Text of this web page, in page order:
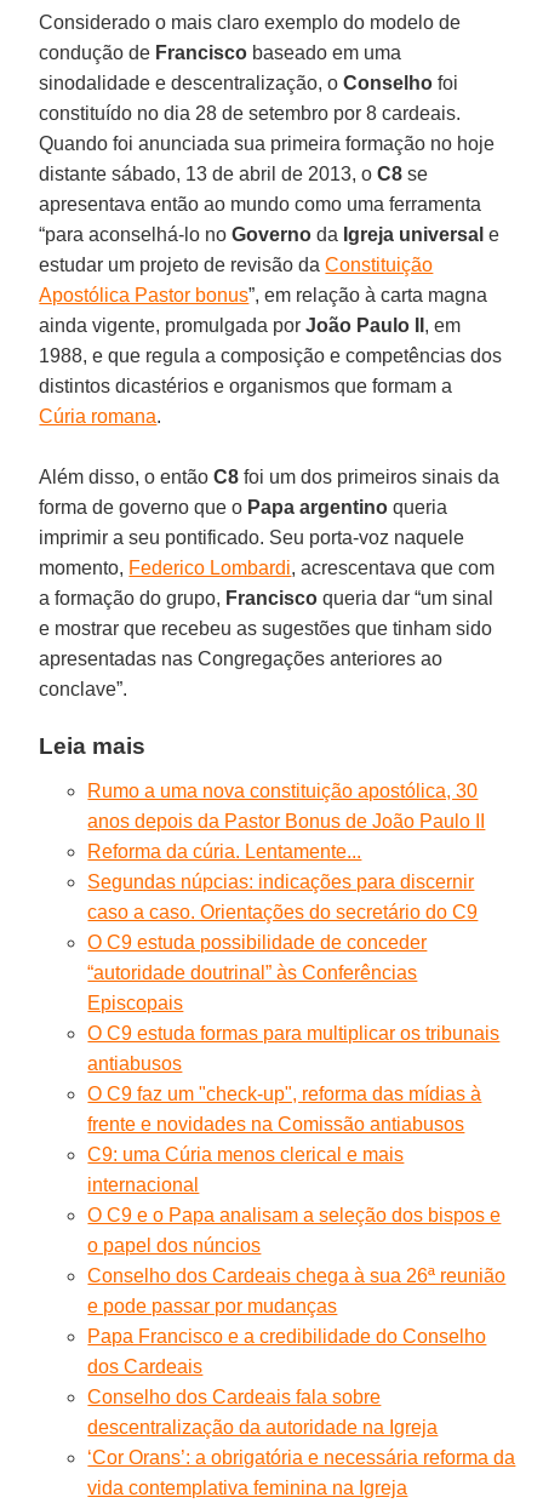
Considerado o mais claro exemplo do modelo de
condução de Francisco baseado em uma
sinodalidade e descentralização, oConselho foi
constituído no dia 28 de setembro por 8 cardeais.
Quando foi anunciada sua primeira formação no hoje
distante sábado, 13 de abril de 2013, oC8 se
apresentava então ao mundo como uma ferramenta
“para aconselhá-lo noGoverno da Igreja universal e
estudar um projeto de revisão daConstituição
Apostólica Pastor bonus”, em relação à carta magna
ainda vigente, promulgada porJoão Paulo II , em
1988, e que regula a composição e competências dos
distintos dicastérios e organismos que formam a
Cúria romana.
Além disso, o entãoC8 foi um dos primeiros sinais da
forma de governo que o Papa argentino queria
imprimir a seu pontificado. Seu porta-voz naquele
momento, Federico Lombardi, acrescentava que com
a formação do grupo, Francisco queria dar “um sinal
e mostrar que recebeu as sugestões que tinham sido
apresentadas nas Congregações anteriores ao
conclave”.
Leia mais
Rumo a uma nova constituição apostólica, 30
anos depois da Pastor Bonus de João Paulo II
Reforma da cúria. Lentamente...
Segundas núpcias: indicações para discernir
caso a caso. Orientações do secretário do C9
O C9 estuda possibilidade de conceder
“autoridade doutrinal” às Conferências
Episcopais
O C9 estuda formas para multiplicar os tribunais
antiabusos
O C9 faz um "check-up", reforma das mídias à
frente e novidades na Comissão antiabusos
C9: uma Cúria menos clerical e mais
internacional
O C9 e o Papa analisam a seleção dos bispos e
o papel dos núncios
Conselho dos Cardeais chega à sua 26ª reunião
e pode passar por mudanças
Papa Francisco e a credibilidade do Conselho
dos Cardeais
Conselho dos Cardeais fala sobre
descentralização da autoridade na Igreja
‘Cor Orans’: a obrigatória e necessária reforma da
vida contemplativa feminina na Igreja